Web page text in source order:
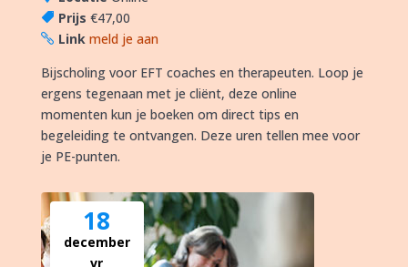
Prijs €47,00
Link meld je aan
Bijscholing voor EFT coaches en therapeuten. Loop je
ergens tegenaan met je cliënt, deze online
momenten kun je boeken om direct tips en
begeleiding te ontvangen. Deze uren tellen mee voor
je PE-punten.
18
december
vr